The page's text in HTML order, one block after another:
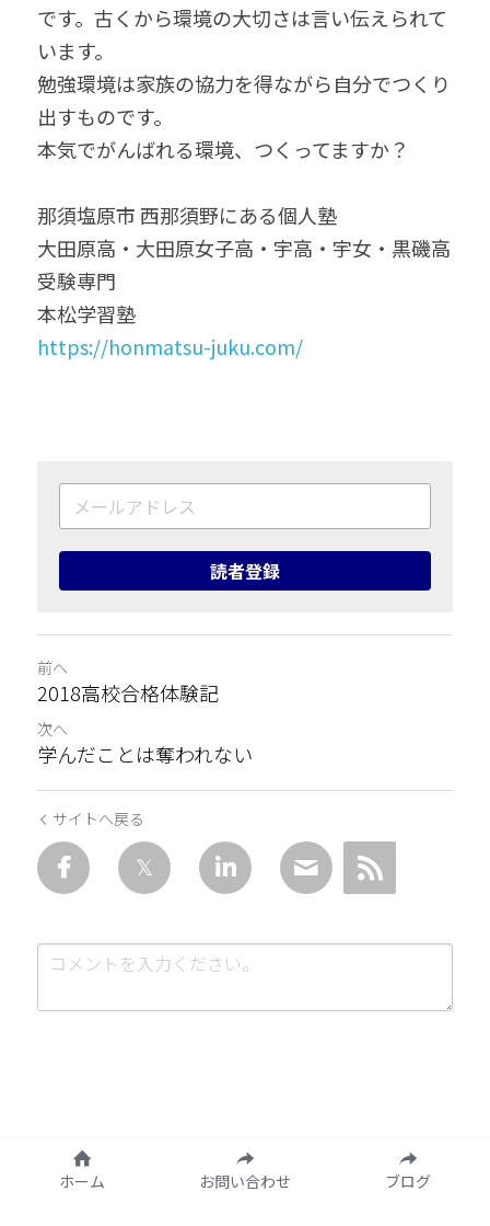
です。古くから環境の大切さは言い伝えられて
います。
勉強環境は家族の協力を得ながら自分でつくり
出すものです。
本気でがんばれる環境、つくってますか？
那須塩原市 西那須野にある個人塾
大田原高・大田原女子高・宇高・宇女・黒磯高
受験専門
本松学習塾
https://honmatsu-juku.com/
読者登録
前へ
2018高校合格体験記
次へ
学んだことは奪われない
サイトへ戻る
送信
ホーム お問い合わせ ブログ